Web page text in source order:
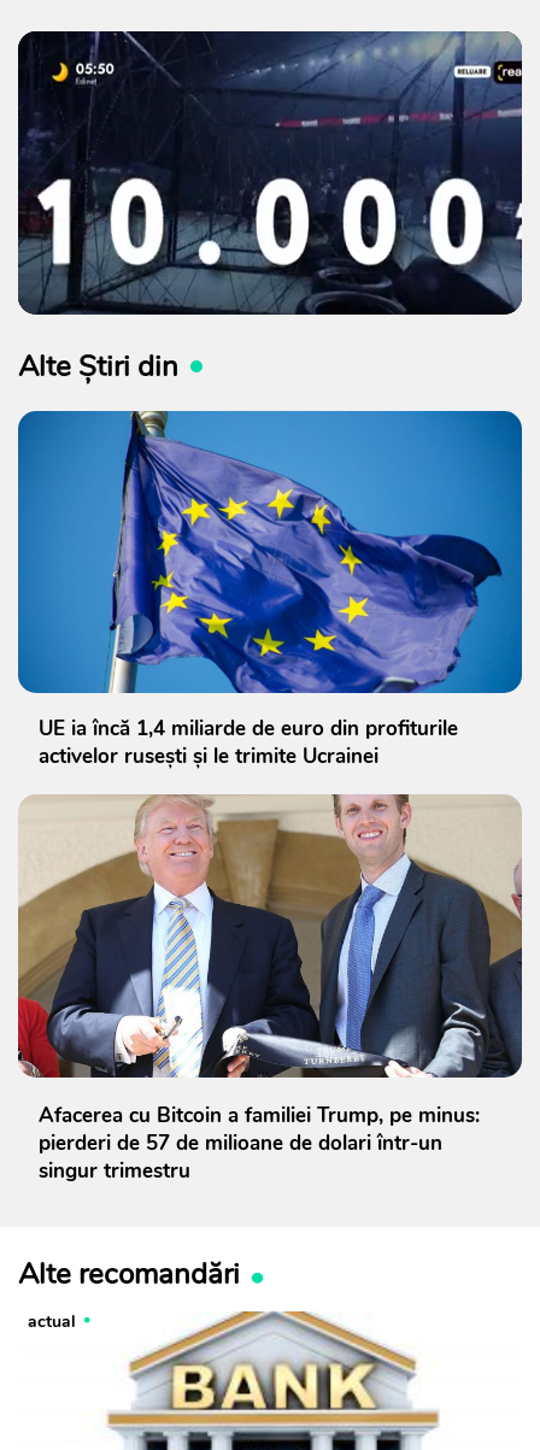
Alte Știri din
UE ia încă 1,4 miliarde de euro din profiturile
activelor rusești și le trimite Ucrainei
Afacerea cu Bitcoin a familiei Trump, pe minus:
pierderi de 57 de milioane de dolari într-un
singur trimestru
Alte recomandări
actual